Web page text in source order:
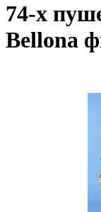
74-х
Bellona